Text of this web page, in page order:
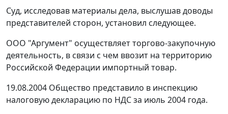
Суд, исследовав материалы дела, выслушав доводы
представителей сторон, установил следующее.
ООО "Аргумент" осуществляет торгово-закупочную
деятельность, в связи с чем ввозит на территорию
Российской Федерации импортный товар.
19.08.2004 Общество представило в инспекцию
налоговую декларацию по НДС за июль 2004 года.